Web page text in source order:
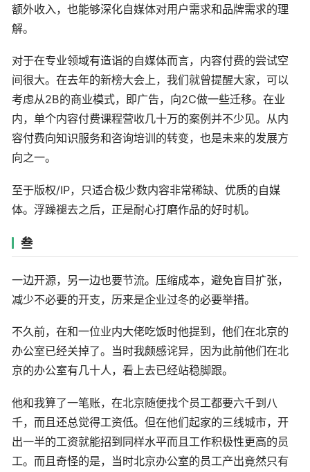
额外收入，也能够深化自媒体对用户需求和品牌需求的理
解。
对于在专业领域有造诣的自媒体而言，内容付费的尝试空
间很大。在去年的新榜大会上，我们就曾提醒大家，可以
考虑从2B的商业模式，即广告，向2C做一些迁移。在业
内，单个内容付费课程营收几十万的案例并不少见。从内
容付费向知识服务和咨询培训的转变，也是未来的发展方
向之一。
至于版权/IP，只适合极少数内容非常稀缺、优质的自媒
体。浮躁褪去之后，正是耐心打磨作品的好时机。
叁
一边开源，另一边也要节流。压缩成本，避免盲目扩张，
减少不必要的开支，历来是企业过冬的必要举措。
不久前，在和一位业内大佬吃饭时他提到，他们在北京的
办公室已经关掉了。当时我颇感诧异，因为此前他们在北
京的办公室有几十人，看上去已经站稳脚跟。
他和我算了一笔账，在北京随便找个员工都要六千到八
千，而且还总觉得工资低。但在他们起家的三线城市，开
出一半的工资就能招到同样水平而且工作积极性更高的员
工。而且奇怪的是，当时北京办公室的员工产出竟然只有